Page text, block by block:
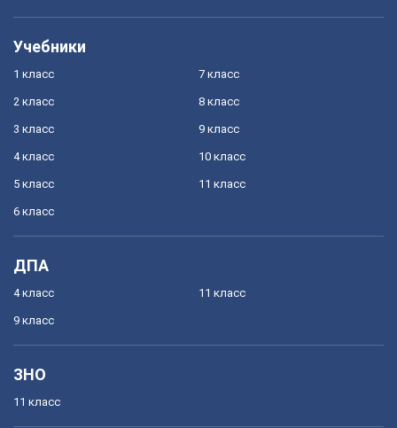
Учебники
1 класс
2 класс
3 класс
4 класс
5 класс
6 класс
7 класс
8 класс
9 класс
10 класс
11 класс
ДПА
4 класс
9 класс
11 класс
ЗНО
11 класс